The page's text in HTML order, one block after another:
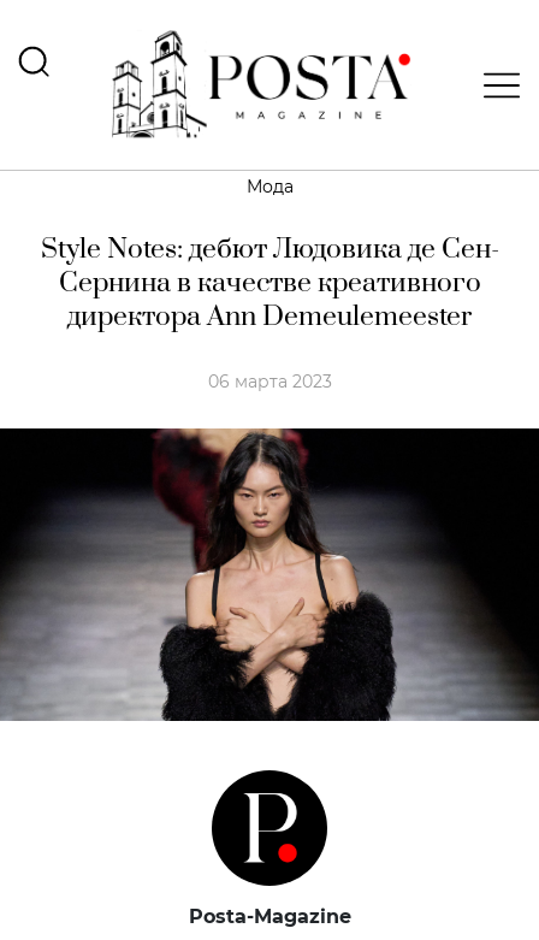
Мода
Style Notes: дебют Людовика де Сен-
Сернина в качестве креативного
директора Ann Demeulemeester
06 марта 2023
Posta-Magazine